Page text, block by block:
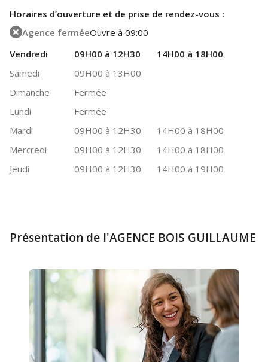
Horaires d’ouverture et de prise de rendez-vous :
Agence ferméeOuvre à 09:00
Vendredi
09H00 à 12H30
14H00 à 18H00
Samedi
09H00 à 13H00
Dimanche
Fermée
Lundi
Fermée
Mardi
09H00 à 12H30
14H00 à 18H00
Mercredi
09H00 à 12H30
14H00 à 18H00
Jeudi
09H00 à 12H30 14H00 à 19H00
Présentation de l'AGENCE BOIS GUILLAUME